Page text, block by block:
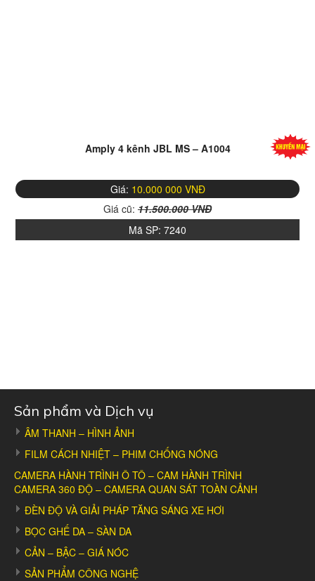
Amply 4 kênh JBL MS – A1004
Giá: 10.000 000 VNĐ
Giá cũ: 11.500.000 VNĐ
Mã SP: 7240
Sản phẩm và Dịch vụ
ÂM THANH – HÌNH ẢNH
FILM CÁCH NHIỆT – PHIM CHỐNG NÓNG
CAMERA HÀNH TRÌNH Ô TÔ – CAM HÀNH TRÌNH
CAMERA 360 ĐỘ – CAMERA QUAN SÁT TOÀN CẢNH
ĐÈN ĐỘ VÀ GIẢI PHÁP TĂNG SÁNG XE HƠI
BỌC GHẾ DA – SÀN DA
CẢN – BẬC – GIÁ NÓC
SẢN PHẨM CÔNG NGHỆ